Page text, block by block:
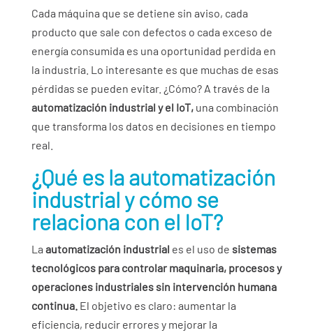
Cada máquina que se detiene sin aviso, cada
producto que sale con defectos o cada exceso de
energía consumida es una oportunidad perdida en
la industria. Lo interesante es que muchas de esas
pérdidas se pueden evitar. ¿Cómo? A través de la
automatización industrial y el IoT,una combinación
que transforma los datos en decisiones en tiempo
real.
¿Qué es la automatización
industrial y cómo se
relaciona con el IoT?
La automatización industrial es el uso de sistemas
tecnológicos para controlar maquinaria, procesos y
operaciones industriales sin intervención humana
continua. El objetivo es claro: aumentar la
eficiencia, reducir errores y mejorar la